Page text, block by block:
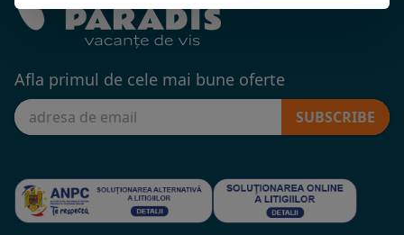
Afla primul de cele mai bune oferte
SUBSCRIBE